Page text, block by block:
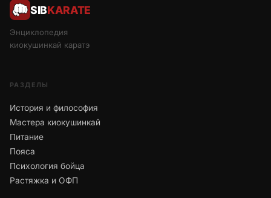
Экипировка
SIBKARATE
Энциклопедия
киокушинкай каратэ
РАЗДЕЛЫ
История и философия
Мастера киокушинкай
Питание
Пояса
Психология бойца
Растяжка и ОФП